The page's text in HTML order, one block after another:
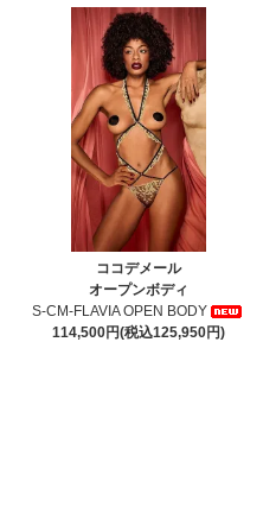
ココデメール
オープンボディ
S-CM-FLAVIA OPEN BODY
114,500円(税込125,950円)